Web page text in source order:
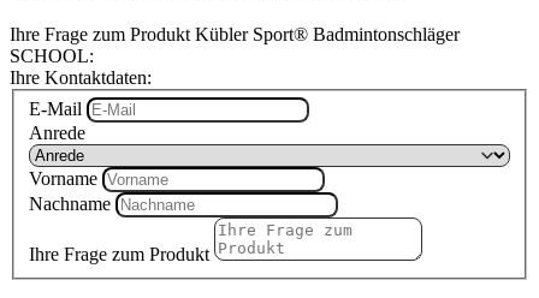
Ihre Frage zum Produkt Kübler Sport® Badmintonschläger
SCHOOL:
Ihre Kontaktdaten:
E-Mail
Anrede
Vorname
Nachname
Ihre Frage zum Produkt